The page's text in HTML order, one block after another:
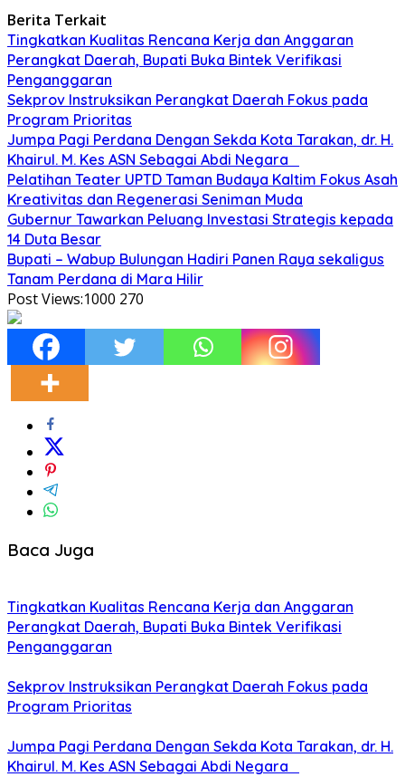
Berita Terkait
Tingkatkan Kualitas Rencana Kerja dan Anggaran
Perangkat Daerah, Bupati Buka Bintek Verifikasi
Penganggaran
Sekprov Instruksikan Perangkat Daerah Fokus pada
Program Prioritas
Jumpa Pagi Perdana Dengan Sekda Kota Tarakan, dr. H.
Khairul. M. Kes ASN Sebagai Abdi Negara
Pelatihan Teater UPTD Taman Budaya Kaltim Fokus Asah
Kreativitas dan Regenerasi Seniman Muda
Gubernur Tawarkan Peluang Investasi Strategis kepada
14 Duta Besar
Bupati – Wabup Bulungan Hadiri Panen Raya sekaligus
Tanam Perdana di Mara Hilir
Post Views:1000 270
Baca Juga
Tingkatkan Kualitas Rencana Kerja dan Anggaran
Perangkat Daerah, Bupati Buka Bintek Verifikasi
Penganggaran
Sekprov Instruksikan Perangkat Daerah Fokus pada
Program Prioritas
Jumpa Pagi Perdana Dengan Sekda Kota Tarakan, dr. H.
Khairul. M. Kes ASN Sebagai Abdi Negara